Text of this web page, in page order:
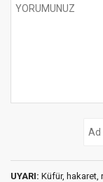
UYARI: Küfür, hakaret,